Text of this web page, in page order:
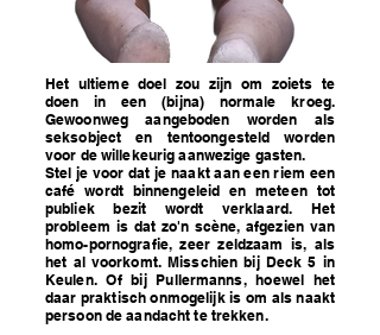
Het ultieme doel zou zijn om zoiets te
doen in een (bijna) normale kroeg.
Gewoonweg aangeboden worden als
seksobject en tentoongesteld worden
voor de willekeurig aanwezige gasten.
Stel je voor dat je naakt aan een riem een
café wordt binnengeleid en meteen tot
publiek bezit wordt verklaard. Het
probleem is dat zo'n scène, afgezien van
homo-pornografie, zeer zeldzaam is, als
het al voorkomt. Misschien bij Deck 5 in
Keulen. Of bij Pullermanns, hoewel het
daar praktisch onmogelijk is om als naakt
persoon de aandacht te trekken.